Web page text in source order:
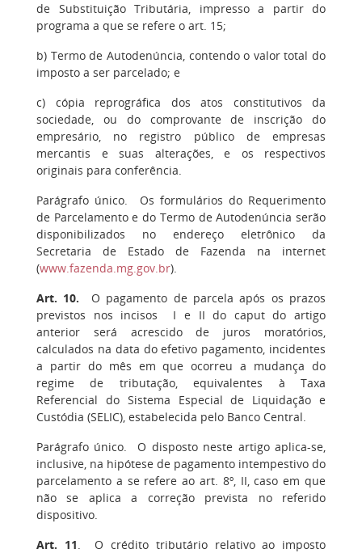
de Substituição Tributária, impresso a partir do
programa a que se refere o art. 15;
b) Termo de Autodenúncia, contendo o valor total do
imposto a ser parcelado; e
c) cópia reprográfica dos atos constitutivos da
sociedade, ou do comprovante de inscrição do
empresário, no registro público de empresas
mercantis e suas alterações, e os respectivos
originais para conferência.
Parágrafo único. Os formulários do Requerimento
de Parcelamento e do Termo de Autodenúncia serão
disponibilizados no endereço eletrônico da
Secretaria de Estado de Fazenda na internet
(www.fazenda.mg.gov.br).
Art. 10. O pagamento de parcela após os prazos
previstos nos incisos I e II do caput do artigo
anterior será acrescido de juros moratórios,
calculados na data do efetivo pagamento, incidentes
a partir do mês em que ocorreu a mudança do
regime de tributação, equivalentes à Taxa
Referencial do Sistema Especial de Liquidação e
Custódia (SELIC), estabelecida pelo Banco Central.
Parágrafo único. O disposto neste artigo aplica-se,
inclusive, na hipótese de pagamento intempestivo do
parcelamento a se refere ao art. 8º, II, caso em que
não se aplica a correção prevista no referido
dispositivo.
Art. 11. O crédito tributário relativo ao imposto